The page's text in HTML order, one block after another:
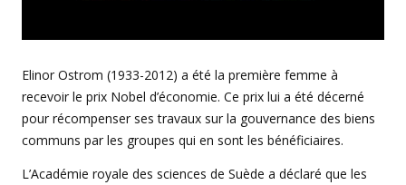
Elinor Ostrom (1933-2012) a été la première femme à
recevoir le prix Nobel d’économie. Ce prix lui a été décerné
pour récompenser ses travaux sur la gouvernance des biens
communs par les groupes qui en sont les bénéficiaires.
L’Académie royale des sciences de Suède a déclaré que les